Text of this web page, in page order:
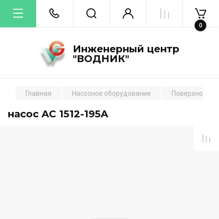
Инженерный центр
"ВОДНИК"
0
Главная Насосное оборудование
насос AC 1512-195A